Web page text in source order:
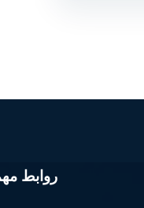
روابط